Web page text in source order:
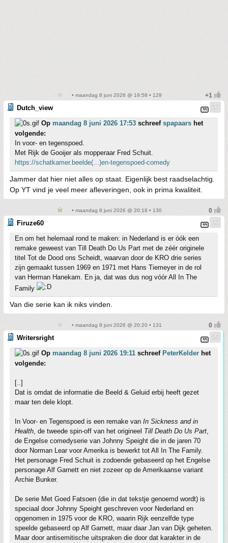
• maandag 8 juni 2026 @ 19:58 • 129
Dutch_view
Op maandag 8 juni 2026 17:53 schreef spapaars het
volgende:
In voor- en tegenspoed.
Met Rijk de Gooijer als mopperaar Fred Schuit.
https://schatkamer.beelde(...)en-tegenspoed-comedy
Jammer dat hier niet alles op staat. Eigenlijk best raadselachtig.
Op YT vind je veel meer afleveringen, ook in prima kwaliteit.
• maandag 8 juni 2026 @ 20:18 • 130
Firuze60
En om het helemaal rond te maken: in Nederland is er óók een
remake geweest van Till Death Do Us Part met de zéér originele
titel Tot de Dood ons Scheidt, waarvan door de KRO drie series
zijn gemaakt tussen 1969 en 1971 met Hans Tiemeyer in de rol
van Herman Hanekam. En ja, dat was dus nog vóór All In The
Family
Van die serie kan ik niks vinden.
• maandag 8 juni 2026 @ 20:20 • 131
Writersright
Op maandag 8 juni 2026 19:11 schreef PeterKelder het
volgende:
[..]
Dat is omdat de informatie die Beeld & Geluid erbij heeft gezet
maar ten dele klopt.
In Voor- en Tegenspoed is een remake van In Sickness and in
Health, de tweede spin-off van het origineel Till Death Do Us Part,
de Engelse comedyserie van Johnny Speight die in de jaren 70
door Norman Lear voor Amerika is bewerkt tot All In The Family.
Het personage Fred Schuit is zodoende gebaseerd op het Engelse
personage Alf Garnett en niet zozeer op de Amerikaanse variant
Archie Bunker.
De serie Met Goed Fatsoen (die in dat tekstje genoemd wordt) is
speciaal door Johnny Speight geschreven voor Nederland en
opgenomen in 1975 voor de KRO, waarin Rijk eenzelfde type
speelde gebaseerd op Alf Garnett, maar daar Jan van Dijk geheten.
Maar door antisemitische uitspraken die door dat karakter in de